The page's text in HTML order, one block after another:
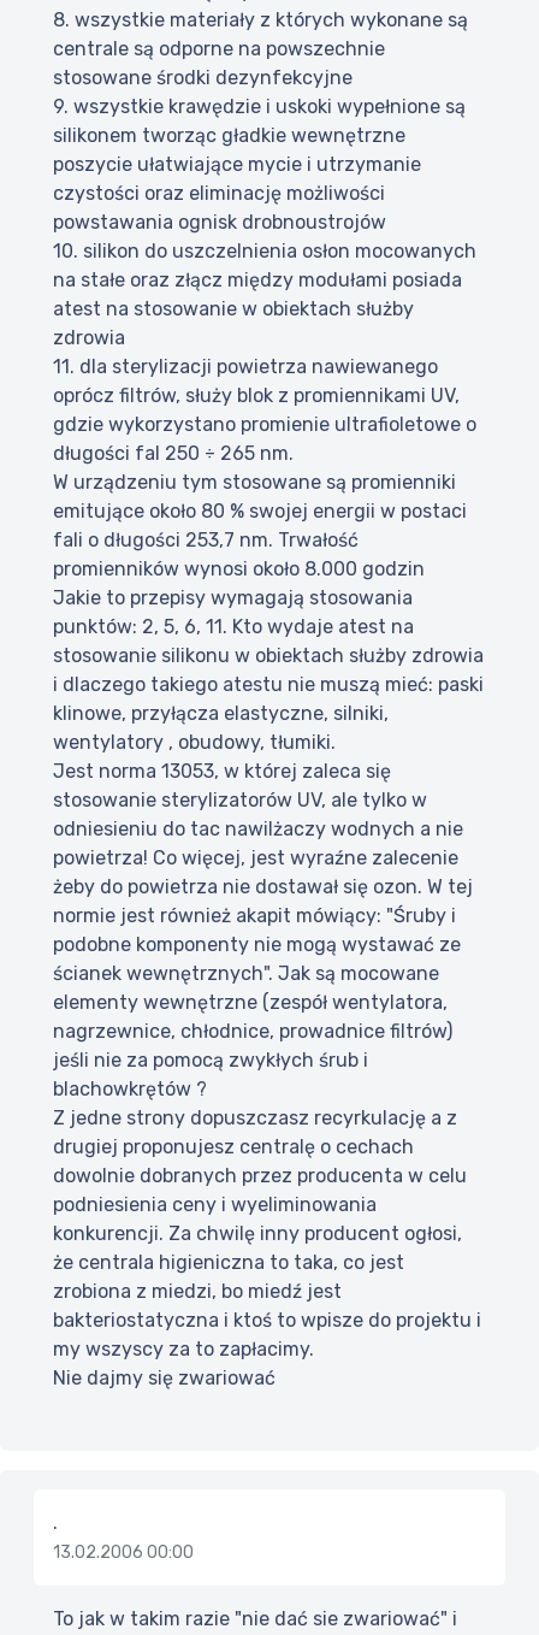
8. wszystkie materiały z których wykonane są
centrale są odporne na powszechnie
stosowane środki dezynfekcyjne
9. wszystkie krawędzie i uskoki wypełnione są
silikonem tworząc gładkie wewnętrzne
poszycie ułatwiające mycie i utrzymanie
czystości oraz eliminację możliwości
powstawania ognisk drobnoustrojów
10. silikon do uszczelnienia osłon mocowanych
na stałe oraz złącz między modułami posiada
atest na stosowanie w obiektach służby
zdrowia
11. dla sterylizacji powietrza nawiewanego
oprócz filtrów, służy blok z promiennikami UV,
gdzie wykorzystano promienie ultrafioletowe o
długości fal 250 ÷ 265 nm.
W urządzeniu tym stosowane są promienniki
emitujące około 80 % swojej energii w postaci
fali o długości 253,7 nm. Trwałość
promienników wynosi około 8.000 godzin
Jakie to przepisy wymagają stosowania
punktów: 2, 5, 6, 11. Kto wydaje atest na
stosowanie silikonu w obiektach służby zdrowia
i dlaczego takiego atestu nie muszą mieć: paski
klinowe, przyłącza elastyczne, silniki,
wentylatory , obudowy, tłumiki.
Jest norma 13053, w której zaleca się
stosowanie sterylizatorów UV, ale tylko w
odniesieniu do tac nawilżaczy wodnych a nie
powietrza! Co więcej, jest wyraźne zalecenie
żeby do powietrza nie dostawał się ozon. W tej
normie jest również akapit mówiący: "Śruby i
podobne komponenty nie mogą wystawać ze
ścianek wewnętrznych". Jak są mocowane
elementy wewnętrzne (zespół wentylatora,
nagrzewnice, chłodnice, prowadnice filtrów)
jeśli nie za pomocą zwykłych śrub i
blachowkrętów ?
Z jedne strony dopuszczasz recyrkulację a z
drugiej proponujesz centralę o cechach
dowolnie dobranych przez producenta w celu
podniesienia ceny i wyeliminowania
konkurencji. Za chwilę inny producent ogłosi,
że centrala higieniczna to taka, co jest
zrobiona z miedzi, bo miedź jest
bakteriostatyczna i ktoś to wpisze do projektu i
my wszyscy za to zapłacimy.
Nie dajmy się zwariować
.
13.02.2006 00:00
To jak w takim razie "nie dać sie zwariować" i